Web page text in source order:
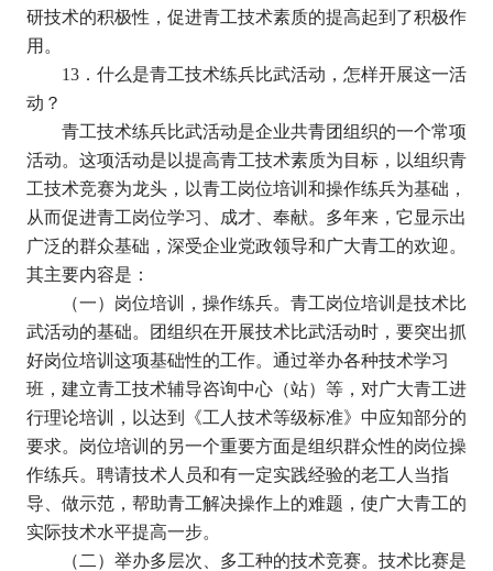
研技术的积极性，促进青工技术素质的提高起到了积极作
用。
13．什么是青工技术练兵比武活动，怎样开展这一活
动？
青工技术练兵比武活动是企业共青团组织的一个常项
活动。这项活动是以提高青工技术素质为目标，以组织青
工技术竞赛为龙头，以青工岗位培训和操作练兵为基础，
从而促进青工岗位学习、成才、奉献。多年来，它显示出
广泛的群众基础，深受企业党政领导和广大青工的欢迎。
其主要内容是：
（一）岗位培训，操作练兵。青工岗位培训是技术比
武活动的基础。团组织在开展技术比武活动时，要突出抓
好岗位培训这项基础性的工作。通过举办各种技术学习
班，建立青工技术辅导咨询中心（站）等，对广大青工进
行理论培训，以达到《工人技术等级标准》中应知部分的
要求。岗位培训的另一个重要方面是组织群众性的岗位操
作练兵。聘请技术人员和有一定实践经验的老工人当指
导、做示范，帮助青工解决操作上的难题，使广大青工的
实际技术水平提高一步。
（二）举办多层次、多工种的技术竞赛。技术比赛是